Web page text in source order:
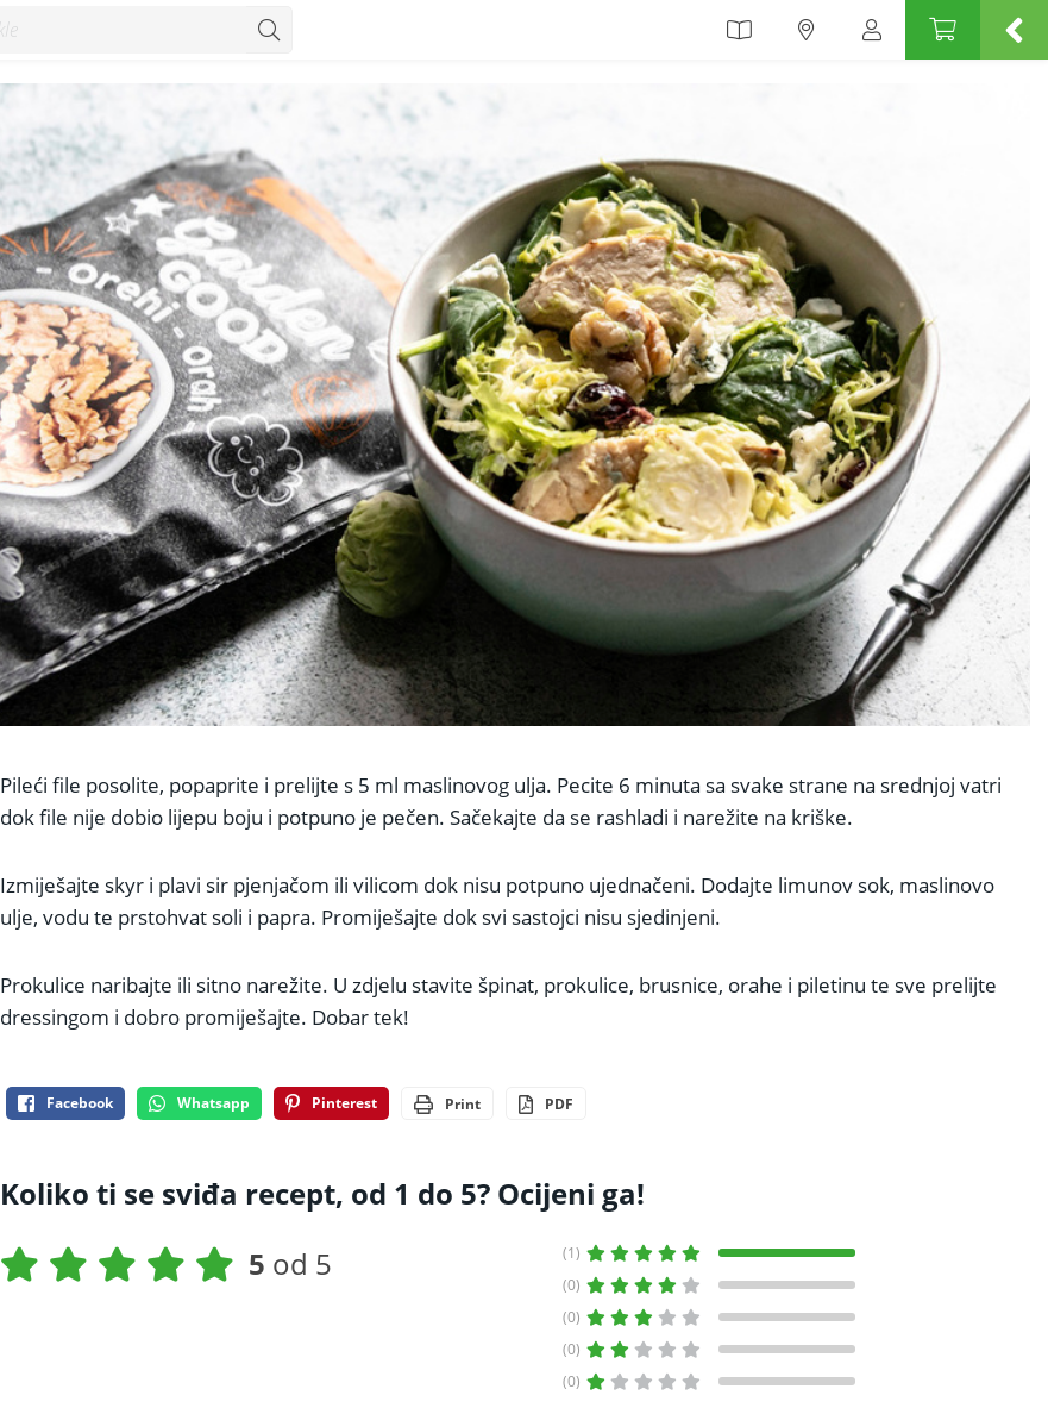
Pileći file posolite, popaprite i prelijte s 5 ml maslinovog ulja. Pecite 6 minuta sa svake strane na srednjoj vatri
dok file nije dobio lijepu boju i potpuno je pečen. Sačekajte da se rashladi i narežite na kriške.
Izmiješajte skyr i plavi sir pjenjačom ili vilicom dok nisu potpuno ujednačeni. Dodajte limunov sok, maslinovo
ulje, vodu te prstohvat soli i papra. Promiješajte dok svi sastojci nisu sjedinjeni.
Prokulice naribajte ili sitno narežite. U zdjelu stavite špinat, prokulice, brusnice, orahe i piletinu te sve prelijte
dressingom i dobro promiješajte. Dobar tek!
Facebook Whatsapp Pinterest Print PDF
Koliko ti se sviđa recept, od 1 do 5? Ocijeni ga!
5 od 5
(1)
(0)
(0)
(0)
(0)